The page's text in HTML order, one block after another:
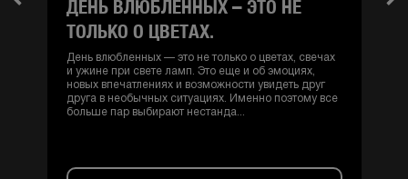
ДЕНЬ ВЛЮБЛЕННЫХ – ЭТО НЕ
ТОЛЬКО О ЦВЕТАХ.
День влюбленных — это не только о цветах, свечах
и ужине при свете ламп. Это еще и об эмоциях,
новых впечатлениях и возможности увидеть друг
друга в необычных ситуациях. Именно поэтому все
больше пар выбирают нестанда...